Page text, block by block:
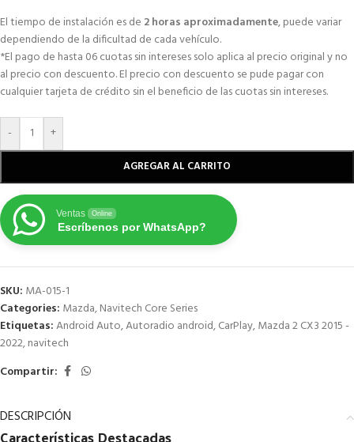
El tiempo de instalación es de 2 horas aproximadamente, puede variar
dependiendo de la dificultad de cada vehículo.
*El pago de hasta 06 cuotas sin intereses solo aplica al precio original y no
al precio con descuento. El precio con descuento se pude pagar con
cualquier tarjeta de crédito sin el beneficio de las cuotas sin intereses.
- +
AGREGAR AL CARRITO
Ventas Online
Escríbenos por WhatsApp?
SKU: MA-015-1
Categories: Mazda,Navitech Core Series
Etiquetas:Android Auto,Autoradio android,CarPlay,Mazda 2 CX3 2015 -
2022,navitech
Compartir:
DESCRIPCIÓN